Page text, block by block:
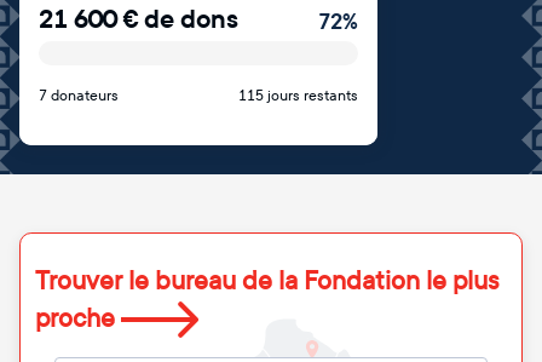
21 600€de dons 72%
7 donateurs 115 jours restants
Trouver le bureau de la Fondation le plus
proche